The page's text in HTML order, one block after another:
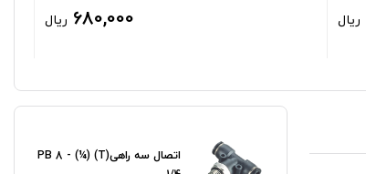
ریال 680,000 ریال
اتصال سه راهی(T) PB 8 - (¼)